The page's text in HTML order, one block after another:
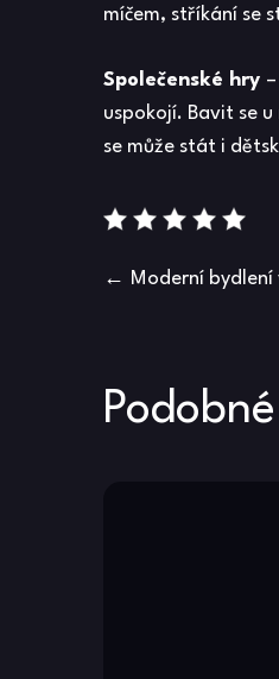
míčem, stříkání se
Společenské hry
uspokojí. Bavit se
se může stát i
Moderní